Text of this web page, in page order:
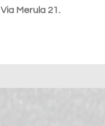
Via Merula 21.